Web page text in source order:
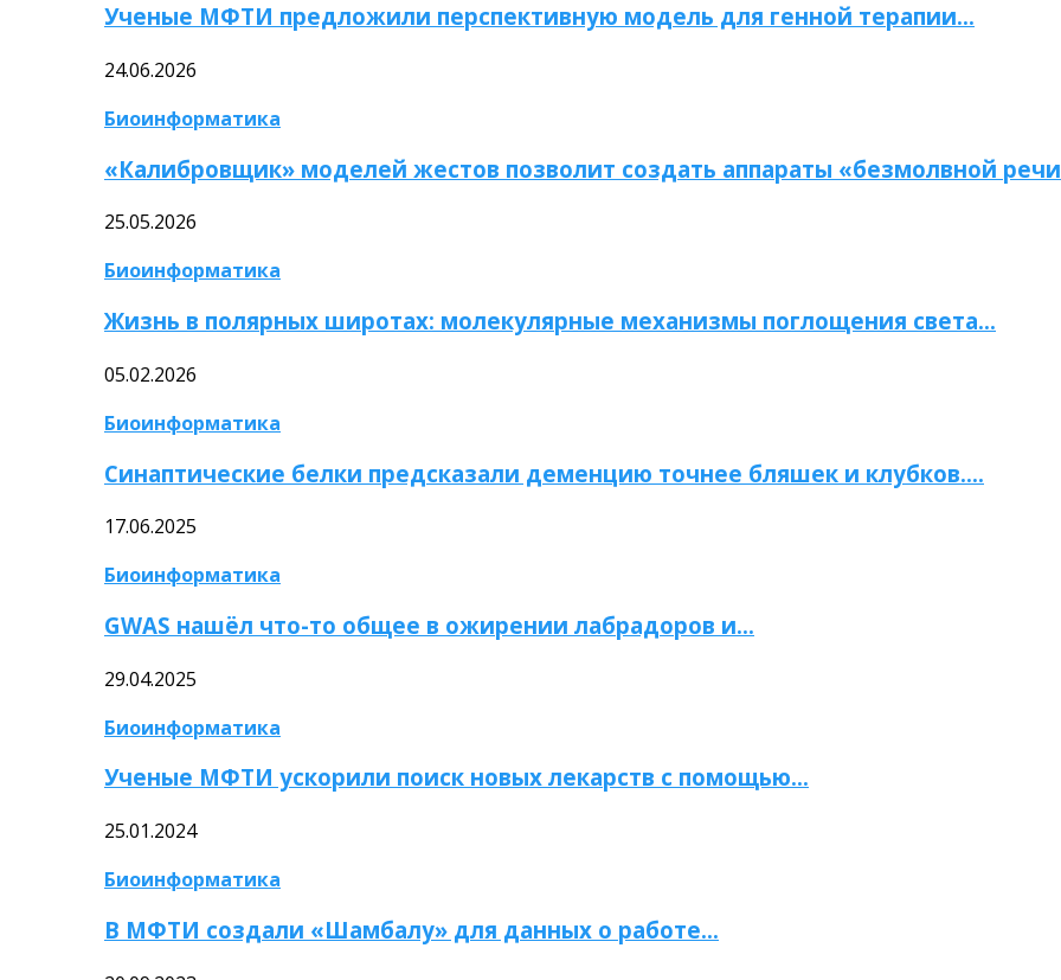
Ученые МФТИ предложили перспективную модель для генной терапии…
24.06.2026
Биоинформатика
«Калибровщик» моделей жестов позволит создать аппараты «безмолвной
25.05.2026
Биоинформатика
Жизнь в полярных широтах: молекулярные механизмы поглощения света…
05.02.2026
Биоинформатика
Синаптические белки предсказали деменцию точнее бляшек и клубков….
17.06.2025
Биоинформатика
GWAS нашёл что-то общее в ожирении лабрадоров и…
29.04.2025
Биоинформатика
Ученые МФТИ ускорили поиск новых лекарств с помощью…
25.01.2024
Биоинформатика
В МФТИ создали «Шамбалу» для данных о работе…